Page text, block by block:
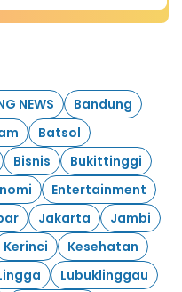
NEWS
Bandung
Batsol
Bisnis
Bukittinggi
Entertainment
Jakarta
Jambi
Kerinci
Kesehatan
Lubuklinggau